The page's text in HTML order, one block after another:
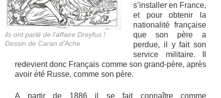
ils ont parlé de l’affaire Dreyfus !
Dessin de Caran d’Ache
s’installer en France,
et pour obtenir la
nationalité française
que son père a
perdue, il y fait son
service militaire. Il
redevient donc Français comme son grand-père, après
avoir été Russe, comme son père.
A partir de 1886 il se fait connaître comme